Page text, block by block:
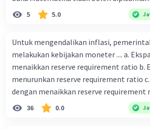
non bank yang bertugas mengatasi para
Ciri" dari masyarakat ekonomi abad ke 21
5 5.0
Untuk mengendalikan inflasi,
melakukan kebijakan moneter .... a.
menaikkan reserve requirement ratio b.
menurunkan reserve requirement ratio
dengan menaikkan reserve
dengan menurunkan reserve
Ekspansif dengan menaikkan tingkat diskonto
36 0.0